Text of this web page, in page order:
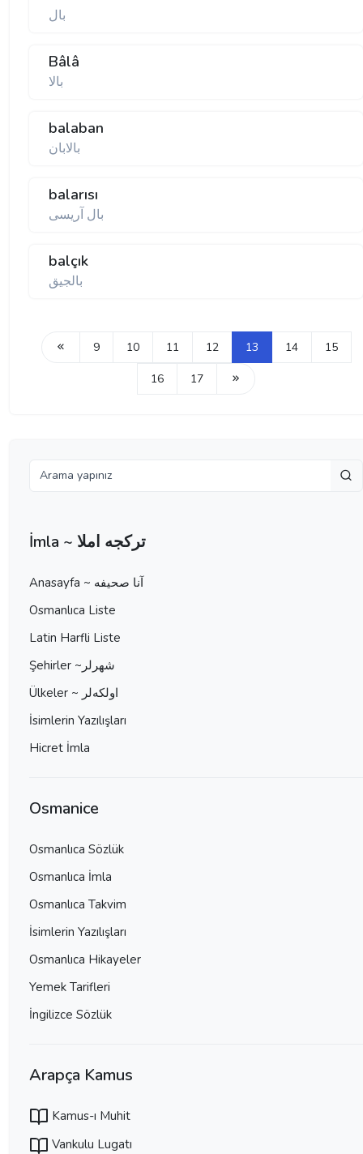
بال
Bâlâ
بالا
balaban
بالابان
balarısı
بال آریسی
balçık
بالجیق
9 10 11 12 13 14 15
16 17
İmla ~ تركجه املا
Anasayfa ~ آنا صحيفه
Osmanlıca Liste
Latin Harfli Liste
Şehirler ~شهرلر
Ülkeler ~ اولكه‌لر
İsimlerin Yazılışları
Hicret İmla
Osmanice
Osmanlıca Sözlük
Osmanlıca İmla
Osmanlıca Takvim
İsimlerin Yazılışları
Osmanlıca Hikayeler
Yemek Tarifleri
İngilizce Sözlük
Arapça Kamus
Kamus-ı Muhit
Vankulu Lugatı